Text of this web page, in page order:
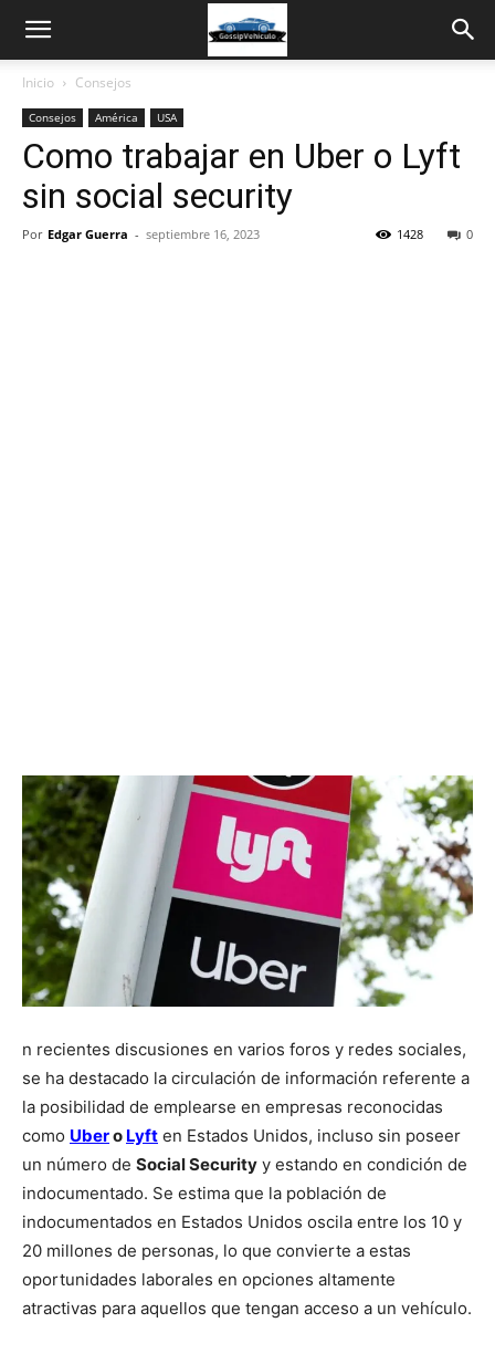
Inicio Consejos
Consejos América USA
Como trabajar en Uber o Lyft
sin social security
Por Edgar Guerra - septiembre 16, 2023 0
1428
n recientes discusiones en varios foros y redes sociales,
se ha destacado la circulación de información referente a
la posibilidad de emplearse en empresas reconocidas
como Ubero Lyft en Estados Unidos, incluso sin poseer
un número de Social Security y estando en condición de
indocumentado. Se estima que la población de
indocumentados en Estados Unidos oscila entre los 10 y
20 millones de personas, lo que convierte a estas
oportunidades laborales en opciones altamente
atractivas para aquellos que tengan acceso a un vehículo.